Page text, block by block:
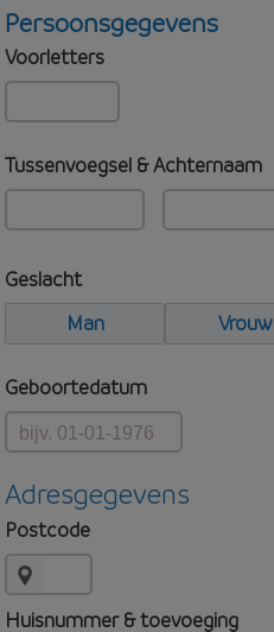
Persoonsgegevens
Voorletters
Tussenvoegsel & Achternaam
Geslacht
Man
Vrouw
Geboortedatum
Adresgegevens
Postcode
Huisnummer & toevoeging